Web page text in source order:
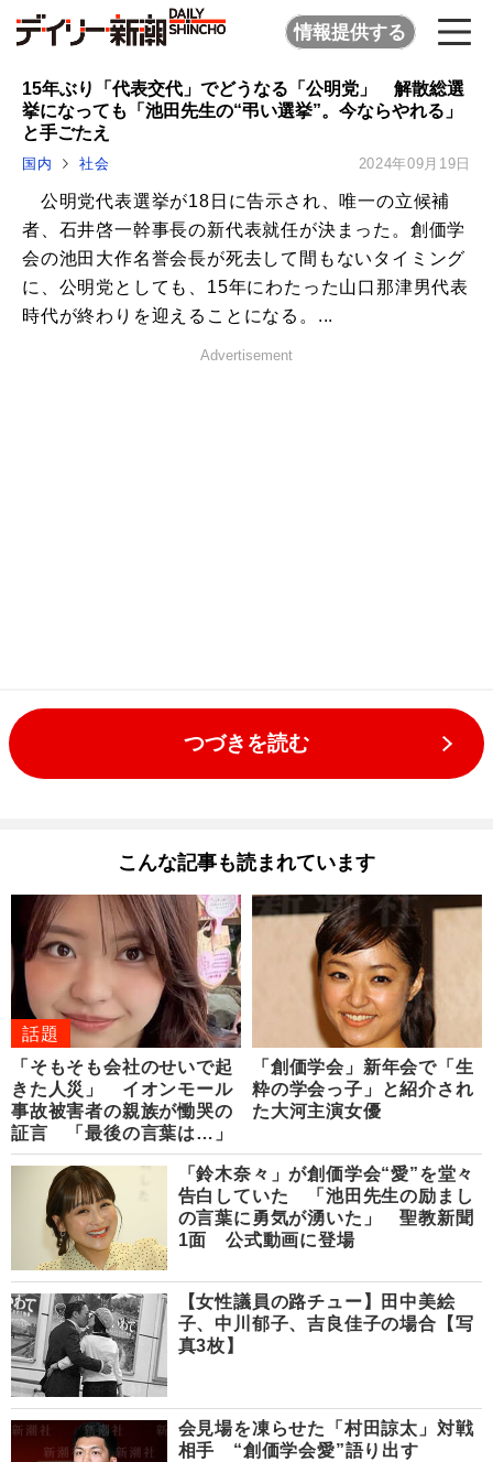
情報提供する
15年ぶり「代表交代」でどうなる「公明党」 解散総選
挙になっても「池田先生の“弔い選挙”。今ならやれる」
と手ごたえ
国内 社会 2024年09月19日
公明党代表選挙が18日に告示され、唯一の立候補
者、石井啓一幹事長の新代表就任が決まった。創価学
会の池田大作名誉会長が死去して間もないタイミング
に、公明党としても、15年にわたった山口那津男代表
時代が終わりを迎えることになる。...
Advertisement
つづきを読む
こんな記事も読まれています
話題
「そもそも会社のせいで起
きた人災」 イオンモール
事故被害者の親族が慟哭の
証言 「最後の言葉は…」
「創価学会」新年会で「生
粋の学会っ子」と紹介され
た大河主演女優
「鈴木奈々」が創価学会“愛”を堂々
告白していた 「池田先生の励まし
の言葉に勇気が湧いた」 聖教新聞
1面 公式動画に登場
【女性議員の路チュー】田中美絵
子、中川郁子、吉良佳子の場合【写
真3枚】
会見場を凍らせた「村田諒太」対戦
相手 “創価学会愛”語り出す